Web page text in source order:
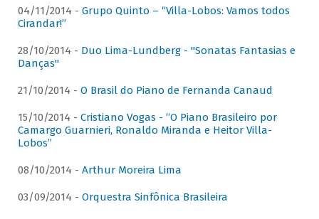
04/11/2014 - Grupo Quinto – “Villa-Lobos: Vamos todos
Cirandar!”
28/10/2014 - Duo Lima-Lundberg - "Sonatas Fantasias e
Danças"
21/10/2014 - O Brasil do Piano de Fernanda Canaud
15/10/2014 - Cristiano Vogas - “O Piano Brasileiro por
Camargo Guarnieri, Ronaldo Miranda e Heitor Villa-
Lobos”
08/10/2014 - Arthur Moreira Lima
03/09/2014 - Orquestra Sinfônica Brasileira